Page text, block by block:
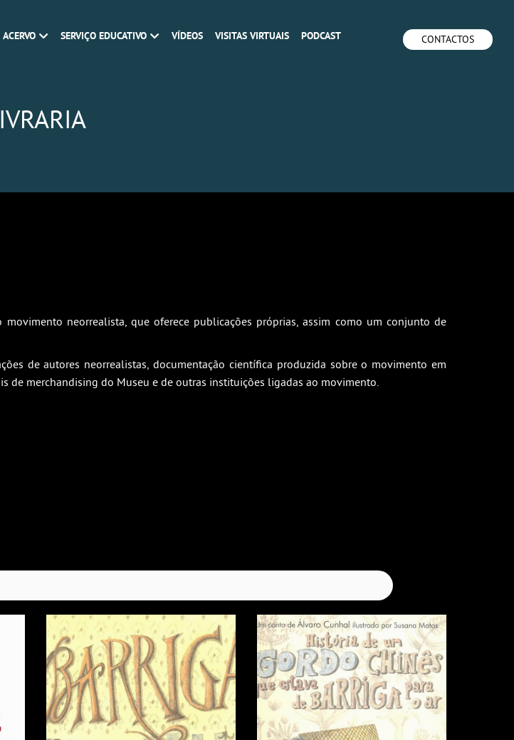
ACERVO SERVIÇO EDUCATIVO VÍDEOS VISITAS VIRTUAIS PODCAST CONTACTOS
neorrealista, que oferece publicações próprias, assim como um conjunto de
de autores neorrealistas, documentação científica produzida sobre o movimento em
de merchandising do Museu e de outras instituições ligadas ao movimento.